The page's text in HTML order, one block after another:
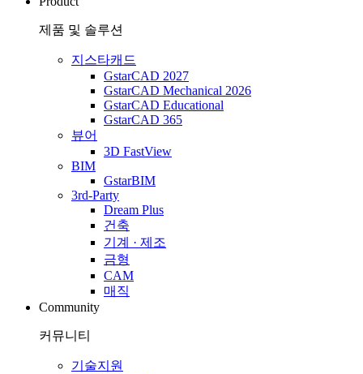
제품 및 솔루션
지스타캐드
GstarCAD 2027
GstarCAD Mechanical 2026
GstarCAD Educational
GstarCAD 365
뷰어
3D FastView
BIM
GstarBIM
3rd-Party
Dream Plus
건축
기계 · 제조
금형
CAM
매직
Community
커뮤니티
기술지원